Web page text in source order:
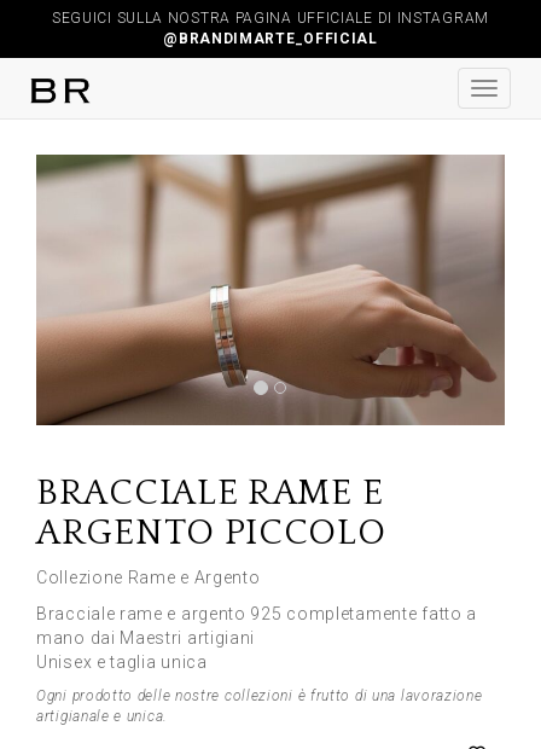
SEGUICI SULLA NOSTRA PAGINA UFFICIALE DI INSTAGRAM
@BRANDIMARTE_OFFICIAL
BRACCIALE RAME E
ARGENTO PICCOLO
Collezione Rame e Argento
Bracciale rame e argento 925 completamente fatto a
mano dai Maestri artigiani
Unisex e taglia unica
Ogni prodotto delle nostre collezioni è frutto di una lavorazione
artigianale e unica.